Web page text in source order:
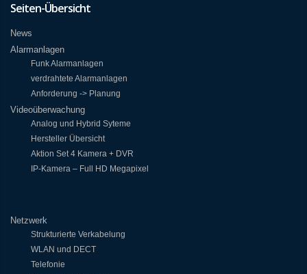
Seiten-Übersicht
News
Alarmanlagen
Funk Alarmanlagen
verdrahtete Alarmanlagen
Anforderung -> Planung
Videoüberwachung
Analog und Hybrid Syteme
Hersteller Übersicht
Aktion Set 4 Kamera + DVR
IP-Kamera – Full HD Megapixel
Netzwerk
Strukturierte Verkabelung
WLAN und DECT
Telefonie